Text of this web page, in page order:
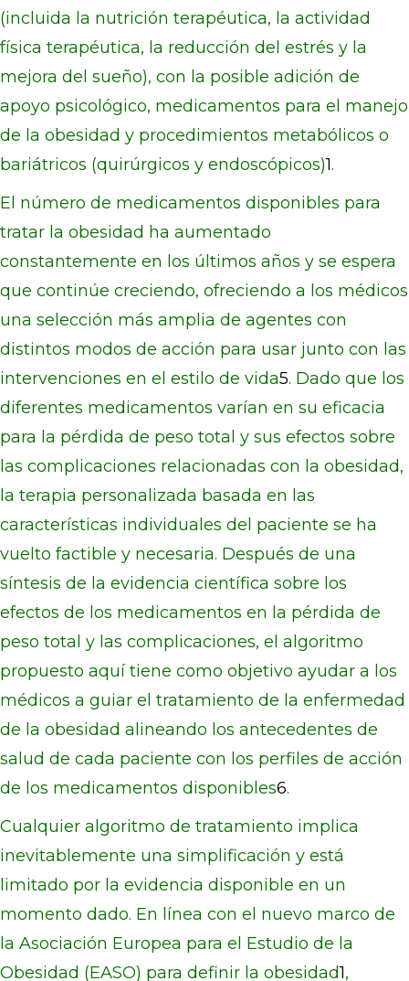
(incluida la nutrición terapéutica, la actividad
física terapéutica, la reducción del estrés y la
mejora del sueño), con la posible adición de
apoyo psicológico, medicamentos para el manejo
de la obesidad y procedimientos metabólicos o
bariátricos (quirúrgicos y endoscópicos)1.
El número de medicamentos disponibles para
tratar la obesidad ha aumentado
constantemente en los últimos años y se espera
que continúe creciendo, ofreciendo a los médicos
una selección más amplia de agentes con
distintos modos de acción para usar junto con las
intervenciones en el estilo de vida5. Dado que los
diferentes medicamentos varían en su eficacia
para la pérdida de peso total y sus efectos sobre
las complicaciones relacionadas con la obesidad,
la terapia personalizada basada en las
características individuales del paciente se ha
vuelto factible y necesaria. Después de una
síntesis de la evidencia científica sobre los
efectos de los medicamentos en la pérdida de
peso total y las complicaciones, el algoritmo
propuesto aquí tiene como objetivo ayudar a los
médicos a guiar el tratamiento de la enfermedad
de la obesidad alineando los antecedentes de
salud de cada paciente con los perfiles de acción
de los medicamentos disponibles6.
Cualquier algoritmo de tratamiento implica
inevitablemente una simplificación y está
limitado por la evidencia disponible en un
momento dado. En línea con el nuevo marco de
la Asociación Europea para el Estudio de la
Obesidad (EASO) para definir la obesidad1,